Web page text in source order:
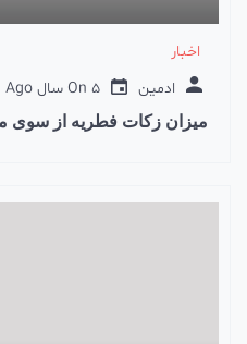
اخبار
ادمین
On 5 سال Ago
میزان زکات فطریه از سوی